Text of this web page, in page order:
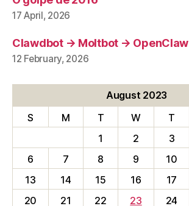
17 April, 2026
Clawdbot → Moltbot → OpenClaw
12 February, 2026
August 2023
S
M T W T
1
2 3
6
7 8 9 10
13
14 15 16 17
20
21 22 23 24